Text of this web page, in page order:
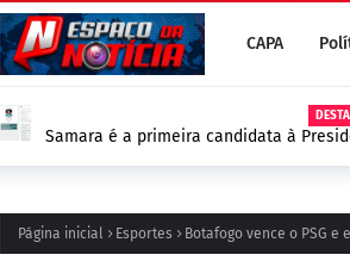
CAPA
Samara é a primeira candidata à
Página inicial Esportes Botafogo vence o PSG e